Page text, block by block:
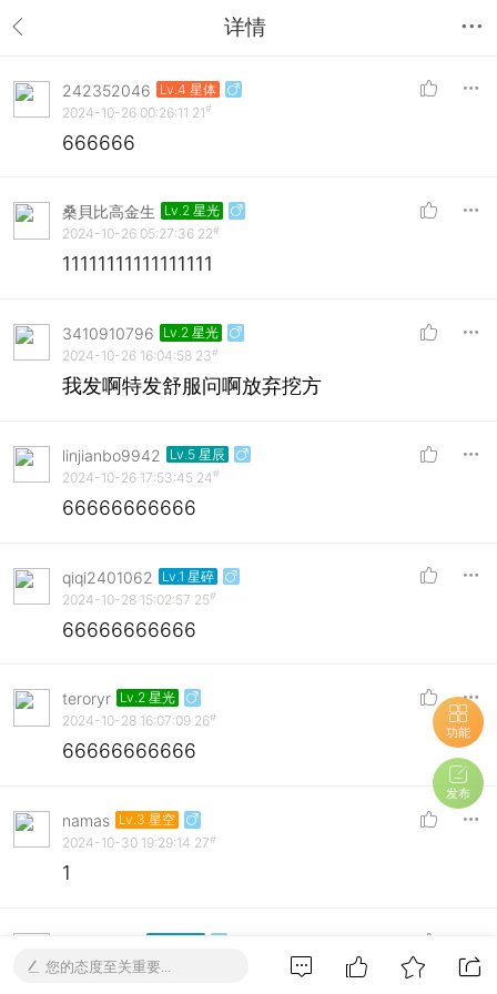
详情
242352046
Lv.4 星体
2024-10-26 00:26:11 21#
666666
桑貝比高金生
Lv.2 星光
2024-10-26 05:27:36 22#
11111111111111111
3410910796
Lv.2 星光
2024-10-26 16:04:58 23#
我发啊特发舒服问啊放弃挖方
linjianbo9942
Lv.5 星辰
2024-10-26 17:53:45 24#
66666666666
qiqi2401062
Lv.1 星碎
2024-10-28 15:02:57 25#
66666666666
teroryr Lv.2 星光
2024-10-28 16:07:09 26#
66666666666
namas Lv.3 星空
2024-10-30 19:29:14 27#
1
2024-10-30 21:24:09
您的态度至关重要...
功能
发布